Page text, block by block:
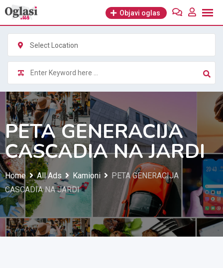
Skip
content
Objavi oglas
Select Location
PETA GENERACIJA
CASCADIA NA JARDI
Home All Ads Kamioni
PETA GENERACIJA
CASCADIA NA JARDI